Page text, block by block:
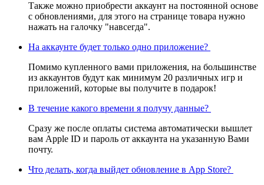
Также можно приобрести аккаунт на постоянной основе
с обновлениями, для этого на странице товара нужно
нажать на галочку "навсегда".
На аккаунте будет только одно приложение?
Помимо купленного вами приложения, на большинстве
из аккаунтов будут как минимум 20 различных игр и
приложений, которые вы получите в подарок!
В течение какого времени я получу данные?
Сразу же после оплаты система автоматически вышлет
вам Apple ID и пароль от аккаунта на указанную Вами
почту.
Что делать, когда выйдет обновление в App Store?